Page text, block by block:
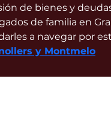
de bienes y
de familia en
a navegar por
y Montmelo